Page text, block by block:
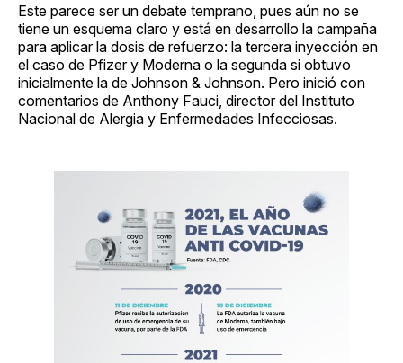
Este parece ser un debate temprano, pues aún no se
tiene un esquema claro y está en desarrollo la campaña
para aplicar la dosis de refuerzo: la tercera inyección en
el caso de Pfizer y Moderna o la segunda si obtuvo
inicialmente la de Johnson & Johnson. Pero inició con
comentarios de Anthony Fauci, director del Instituto
Nacional de Alergia y Enfermedades Infecciosas.